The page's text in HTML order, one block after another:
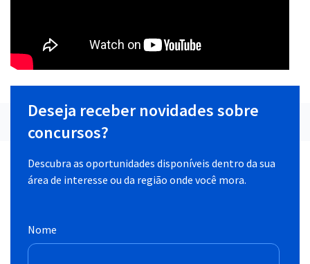
Deseja receber novidades sobre
concursos?
Descubra as oportunidades disponíveis dentro da sua
área de interesse ou da região onde você mora.
Nome